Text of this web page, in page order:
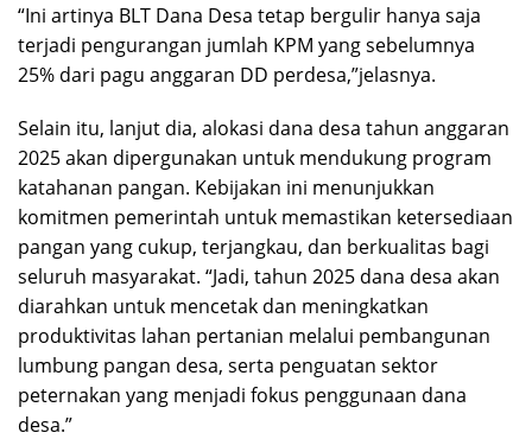
“Ini artinya BLT Dana Desa tetap bergulir hanya saja
terjadi pengurangan jumlah KPM yang sebelumnya
25% dari pagu anggaran DD perdesa,”jelasnya.
Selain itu, lanjut dia, alokasi dana desa tahun anggaran
2025 akan dipergunakan untuk mendukung program
katahanan pangan. Kebijakan ini menunjukkan
komitmen pemerintah untuk memastikan ketersediaan
pangan yang cukup, terjangkau, dan berkualitas bagi
seluruh masyarakat. “Jadi, tahun 2025 dana desa akan
diarahkan untuk mencetak dan meningkatkan
produktivitas lahan pertanian melalui pembangunan
lumbung pangan desa, serta penguatan sektor
peternakan yang menjadi fokus penggunaan dana
desa.”